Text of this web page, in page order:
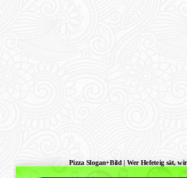
Pizza Slogan+Bild | Wer Hefeteig sät,